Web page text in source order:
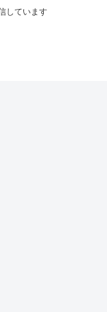
しています